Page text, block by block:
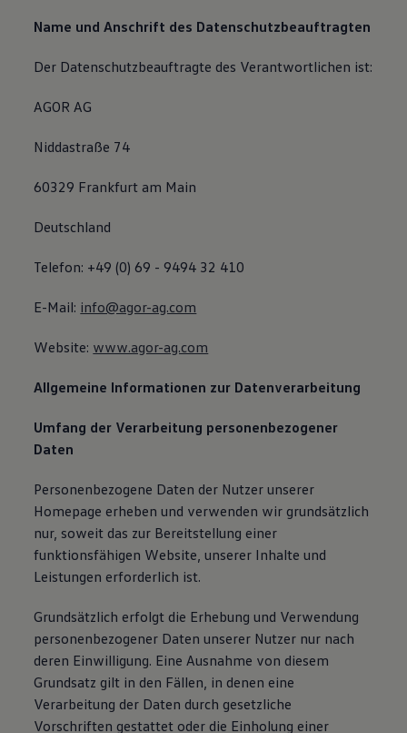
Name und Anschrift des Datenschutzbeauftragten
Der Datenschutzbeauftragte des Verantwortlichen ist:
AGOR AG
Niddastraße 74
60329 Frankfurt am Main
Deutschland
Telefon: +49 (0) 69 - 9494 32 410
E-Mail: info@agor-ag.com
Website: www.agor-ag.com
Allgemeine Informationen zur Datenverarbeitung
Umfang der Verarbeitung personenbezogener
Daten
Personenbezogene Daten der Nutzer unserer
Homepage erheben und verwenden wir grundsätzlich
nur, soweit das zur Bereitstellung einer
funktionsfähigen Website, unserer Inhalte und
Leistungen erforderlich ist.
Grundsätzlich erfolgt die Erhebung und Verwendung
personenbezogener Daten unserer Nutzer nur nach
deren Einwilligung. Eine Ausnahme von diesem
Grundsatz gilt in den Fällen, in denen eine
Verarbeitung der Daten durch gesetzliche
Vorschriften gestattet oder die Einholung einer